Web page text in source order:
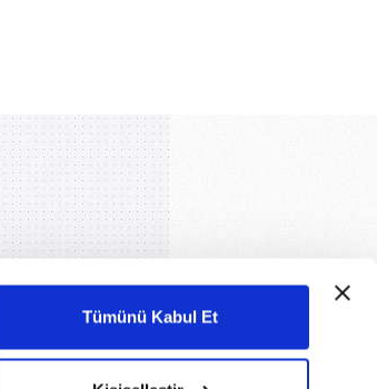
Tümünü Kabul Et